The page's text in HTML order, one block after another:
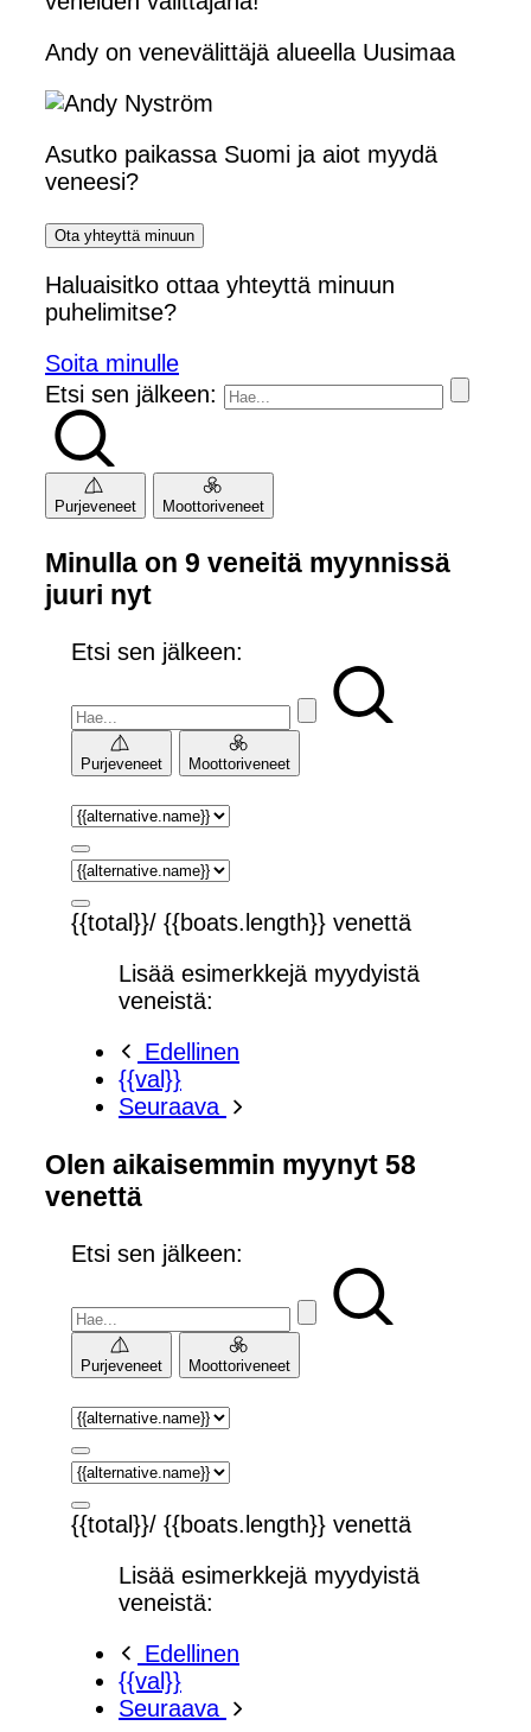
Andy on venevälittäjä alueella Uusimaa
Asutko paikassa Suomi ja aiot myydä
veneesi?
Ota yhteyttä minuun
Haluaisitko ottaa yhteyttä minuun
puhelimitse?
Soita minulle
Etsi sen jälkeen:
Purjeveneet Moottoriveneet
Minulla on 9 veneitä myynnissä
juuri nyt
Etsi sen jälkeen:
Purjeveneet Moottoriveneet
{{total}}/ {{boats.length}} venettä
Lisää esimerkkejä myydyistä
veneistä:
Edellinen
{{val}}
Seuraava
Olen aikaisemmin myynyt 58
venettä
Etsi sen jälkeen:
Purjeveneet Moottoriveneet
{{total}}/ {{boats.length}} venettä
Lisää esimerkkejä myydyistä
veneistä:
Edellinen
{{val}}
Seuraava